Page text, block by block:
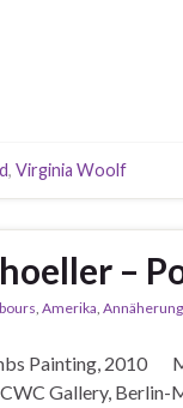
, Virginia Woolf
–
, Amerika,
Painting, 2010
Gallery, Berlin-